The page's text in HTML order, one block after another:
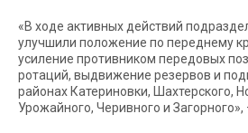
«В ходе активных действий
улучшили положение по переднему
усиление противником передовых
ротаций, выдвижение резервов и
районах Катериновки, Шахтерского,
Урожайного, Черивного и Загорного»,